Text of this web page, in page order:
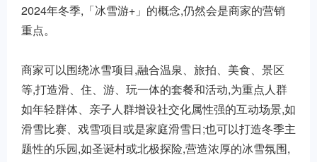
2024年冬季,「冰雪游+」的概念,仍然会是商家的营销
重点。
商家可以围绕冰雪项目,融合温泉、旅拍、美食、景区
等,打造滑、住、游、玩一体的套餐和活动,为重点人群
如年轻群体、亲子人群增设社交化属性强的互动场景,如
滑雪比赛、戏雪项目或是家庭滑雪日;也可以打造冬季主
题性的乐园,如圣诞村或北极探险,营造浓厚的冰雪氛围,